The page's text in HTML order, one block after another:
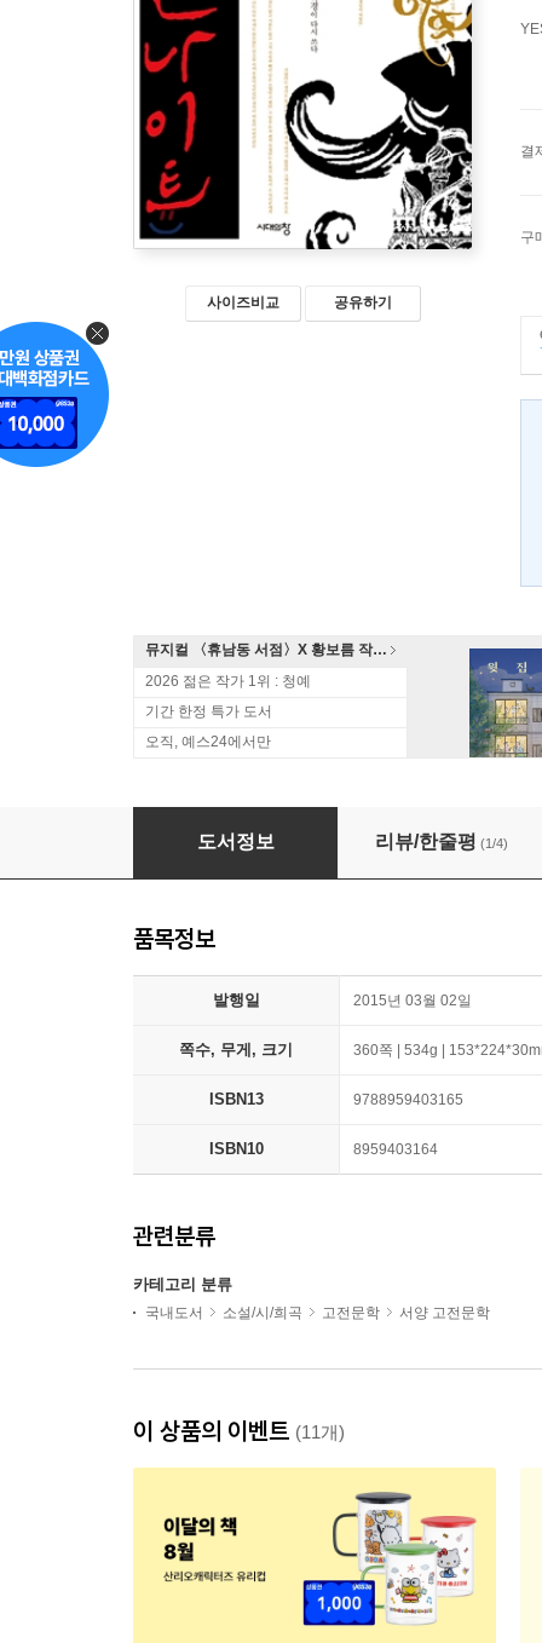
사이즈비교 공유하기
결
구
뮤지컬 〈휴남동 서점〉X 황보름 작가 북토크
2026 젊은 작가 1위 : 청예
기간 한정 특가 도서
오직, 예스24에서만
아라비안 나이트 1
도서정보 리뷰/한줄평 (1/4)
품목정보
발행일 2015년 03월 02일
쪽수, 무게, 크기 360쪽 | 534g |
ISBN13 9788959403165
ISBN10 8959403164
관련분류
카테고리 분류
국내도서 소설/시/희곡 고전문학 서양 고전문학
이 상품의 이벤트 (11개)